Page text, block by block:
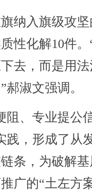
入旗级攻坚
性化解10件。
去，而是用
淑文强调。
、专业提公
践，形成了从
条，为破解
广的“土左方